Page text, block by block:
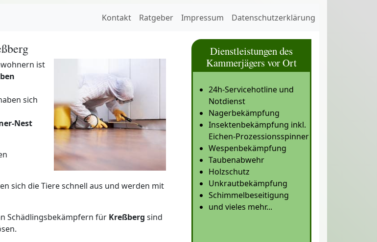
Kontakt Ratgeber Impressum Datenschutzerklärung
ist
sich
Nest
sich die Tiere schnell aus und werden mit
Schädlingsbekämpfern für Kreßberg sind
Dienstleistungen des
Kammerjägers vor Ort
24h-Servicehotline und
Notdienst
Nagerbekämpfung
Insektenbekämpfung inkl.
Eichen-Prozessionsspinner
Wespenbekämpfung
Taubenabwehr
Holzschutz
Unkrautbekämpfung
Schimmelbeseitigung
und vieles mehr...